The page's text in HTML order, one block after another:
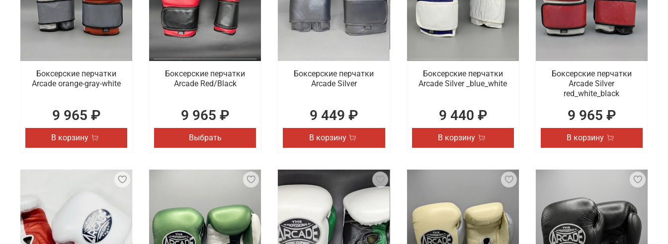
Боксерские перчатки
Arcade orange-gray-white
9 965 ₽
В корзину
Боксерские перчатки
Arcade Red/Black
9 965 ₽
Выбрать
Боксерские перчатки
Arcade Silver
9 449 ₽
В корзину
Боксерские перчатки
Arcade Silver _blue_white
9 440 ₽
В корзину
Боксерские перчатки
Arcade Silver
red_white_black
9 965 ₽
В корзину